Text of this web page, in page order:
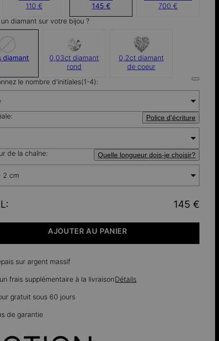
110 €
145 €
700 €
diamant sur votre bijou ?
diamant
0,03ct diamant
rond
0,2ct diamant
de coeur
le nombre d'initiales(1-4):
Police d'écriture
de la chaîne:
Quelle longueur dois-je choisir?
2 cm
: 145 €
AJOUTER AU PANIER
sur argent massif
frais supplémentaire à la livraisonDétails
gratuit sous 60 jours
de garantie